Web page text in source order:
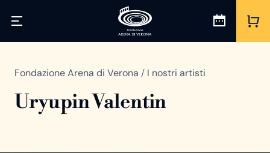
Fondazione Arena di Verona / I nostri artisti
Uryupin Valentin